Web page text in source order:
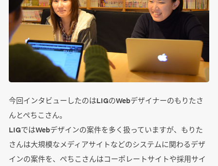
今回インタビューしたのはLIGのWebデザイナーのもりたさ
んとぺちこさん。
LIGではWebデザインの案件を多く扱っていますが、もりた
さんは大規模なメディアサイトなどのシステムに関わるデザ
インの案件を、ぺちこさんはコーポレートサイトや採用サイ